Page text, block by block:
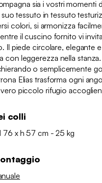
sia i vostri momenti
tessuto in tessuto
colori, si armonizza
il cuscino fornito vi
Il piede circolare, elegante
con leggerezza nella
o semplicemente
Elias trasforma ogni
piccolo rifugio
colli
76 x h 57 cm - 25 kg